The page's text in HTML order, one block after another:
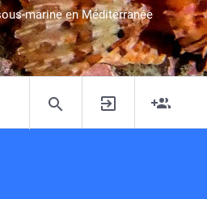
marine en Méditerranée